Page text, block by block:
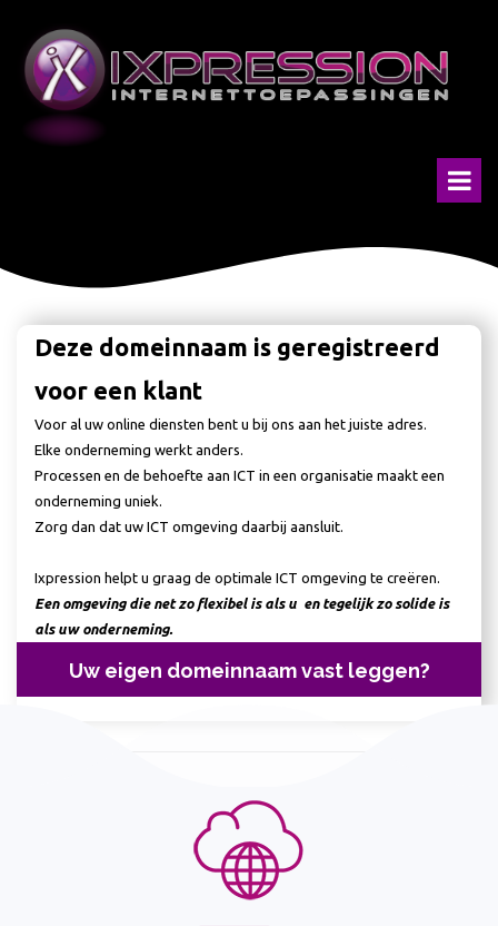
Deze domeinnaam is geregistreerd
voor een klant
Voor al uw online diensten bent u bij ons aan het juiste adres.
Elke onderneming werkt anders.
Processen en de behoefte aan ICT in een organisatie maakt een
onderneming uniek.
Zorg dan dat uw ICT omgeving daarbij aansluit.
Ixpression helpt u graag de optimale ICT omgeving te creëren.
Een omgeving die net zo flexibel is als u en tegelijk zo solide is
als uw onderneming.
Uw eigen domeinnaam vast leggen?